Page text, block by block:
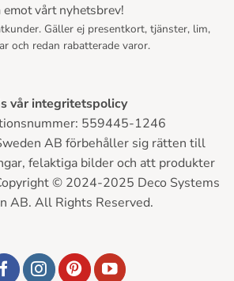
emot vårt nyhetsbrev!
Gäller ej presentkort, tjänster, lim,
och redan rabatterade varor.
vår integritetspolicy
559445-1246
AB förbehåller sig rätten till
felaktiga bilder och att produkter
© 2024-2025 Deco Systems
AB. All Rights Reserved.